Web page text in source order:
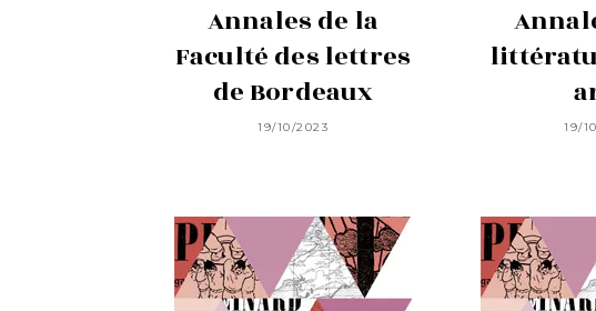
Annales de la
Faculté des lettres
de Bordeaux
19/10/2023 19/